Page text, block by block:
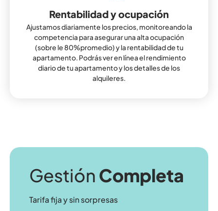
Rentabilidad y ocupación
Ajustamos diariamente los precios, monitoreando la
competencia para asegurar una alta ocupación
(sobre le 80%promedio) y la rentabilidad de tu
apartamento. Podrás ver en línea el rendimiento
diario de tu apartamento y los detalles de los
alquileres.
Gestión Completa
Tarifa fija y sin sorpresas